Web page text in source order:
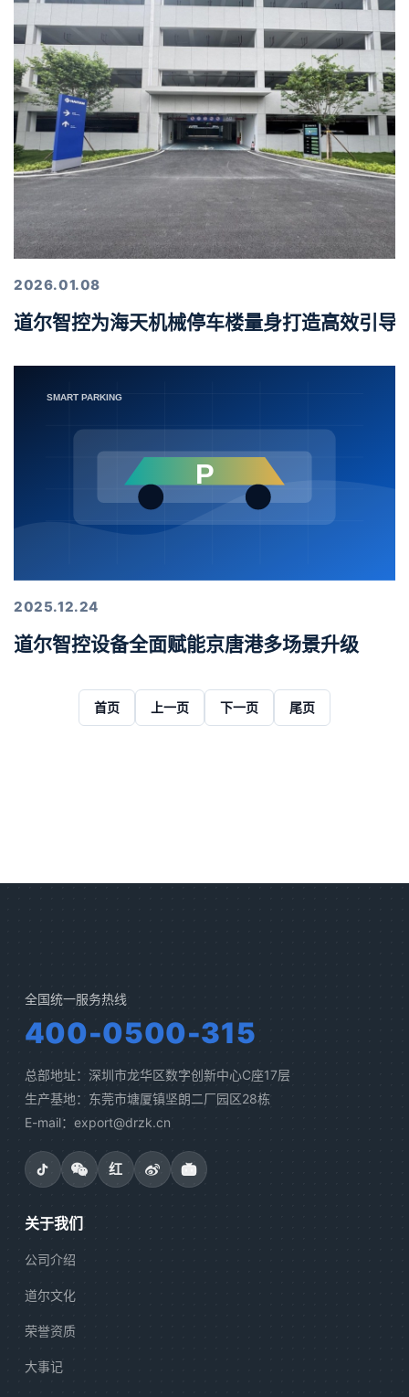
2026.01.08
道尔智控为海天机械停车楼量身打造高效引导
2025.12.24
道尔智控设备全面赋能京唐港多场景升级
首页 上一页 下一页 尾页
全国统一服务热线
400-0500-315
总部地址：深圳市龙华区数字创新中心C座17层
生产基地：东莞市塘厦镇坚朗二厂园区28栋
E-mail：export@drzk.cn
红
关于我们
公司介绍
道尔文化
荣誉资质
大事记